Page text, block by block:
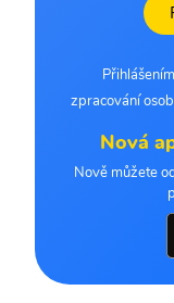
zpracování
Nová
Nově můžete